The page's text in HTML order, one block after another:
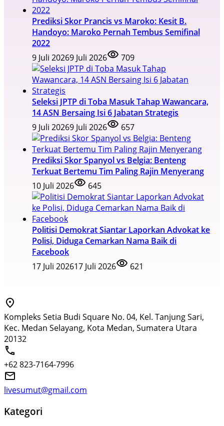
Prediksi Skor Prancis vs Maroko: Kesit B.
Handoyo: Maroko Pernah Tembus Semifinal
2022
9 Juli 20269 Juli 2026 709
Seleksi JPTP di Toba Masuk Tahap Wawancara,
14 ASN Bersaing Isi 6 Jabatan Strategis
9 Juli 20269 Juli 2026 657
Prediksi Skor Spanyol vs Belgia: Benteng
Terkuat Bertemu Tim Paling Rajin Menyerang
10 Juli 2026
645
Politisi Demokrat Siantar Laporkan Advokat ke
Polisi, Diduga Cemarkan Nama Baik di
Facebook
17 Juli 202617 Juli 2026 621
Kompleks Setia Budi Square No. 04, Kel. Tanjung Sari,
Kec. Medan Selayang, Kota Medan, Sumatera Utara
20132
+62 823-7164-7996
livesumut@gmail.com
Kategori